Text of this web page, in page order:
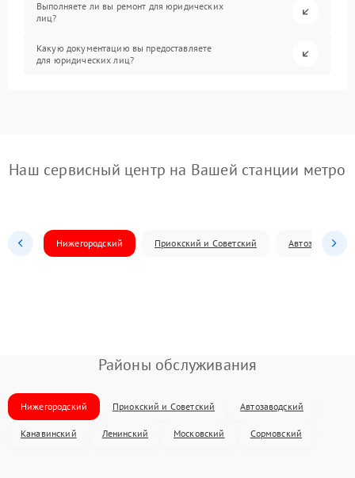
Выполняете ли вы ремонт для юридических
лиц?
Какую документацию вы предоставляете
для юридических лиц?
Наш сервисный центр на Вашей станции метро
Нижегородский Приокский и Советский Автозаводский
Районы обслуживания
Нижегородский Приокский и Советский Автозаводский
Канавинский Ленинский Московский Сормовский